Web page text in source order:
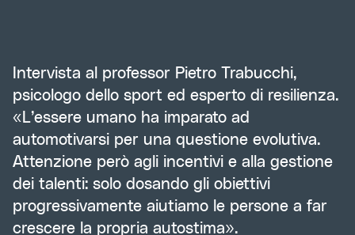
Intervista al professor Pietro Trabucchi,
psicologo dello sport ed esperto di resilienza.
«L’essere umano ha imparato ad
automotivarsi per una questione evolutiva.
Attenzione però agli incentivi e alla gestione
dei talenti: solo dosando gli obiettivi
progressivamente aiutiamo le persone a far
crescere la propria autostima».